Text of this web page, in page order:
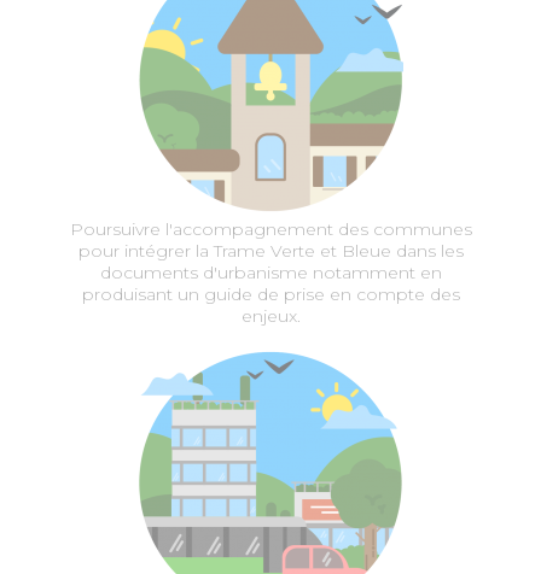
Poursuivre l'accompagnement des communes
pour intégrer la Trame Verte et Bleue dans les
documents d'urbanisme notamment en
produisant un guide de prise en compte des
enjeux.